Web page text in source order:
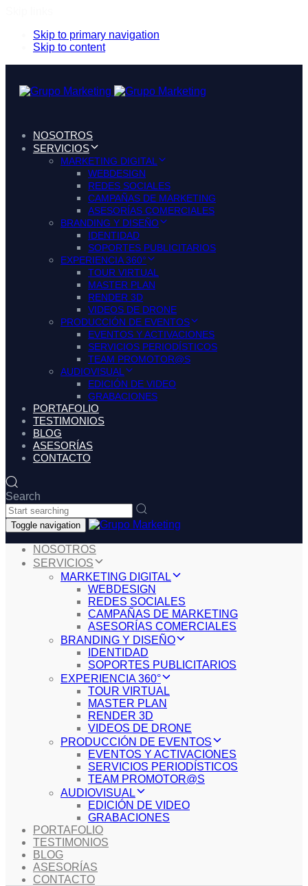
Skip to primary navigation
Skip to content
NOSOTROS
SERVICIOS
MARKETING DIGITAL
WEBDESIGN
REDES SOCIALES
CAMPAÑAS DE MARKETING
ASESORÍAS COMERCIALES
BRANDING Y DISEÑO
IDENTIDAD
SOPORTES PUBLICITARIOS
EXPERIENCIA 360°
TOUR VIRTUAL
MASTER PLAN
RENDER 3D
VIDEOS DE DRONE
PRODUCCIÓN DE EVENTOS
EVENTOS Y ACTIVACIONES
SERVICIOS PERIODÍSTICOS
TEAM PROMOTOR@S
AUDIOVISUAL
EDICIÓN DE VIDEO
GRABACIONES
PORTAFOLIO
TESTIMONIOS
BLOG
ASESORÍAS
CONTACTO
Search
Toggle navigation
NOSOTROS
SERVICIOS
MARKETING DIGITAL
WEBDESIGN
REDES SOCIALES
CAMPAÑAS DE MARKETING
ASESORÍAS COMERCIALES
BRANDING Y DISEÑO
IDENTIDAD
SOPORTES PUBLICITARIOS
EXPERIENCIA 360°
TOUR VIRTUAL
MASTER PLAN
RENDER 3D
VIDEOS DE DRONE
PRODUCCIÓN DE EVENTOS
EVENTOS Y ACTIVACIONES
SERVICIOS PERIODÍSTICOS
TEAM PROMOTOR@S
AUDIOVISUAL
EDICIÓN DE VIDEO
GRABACIONES
PORTAFOLIO
TESTIMONIOS
BLOG
ASESORÍAS
CONTACTO